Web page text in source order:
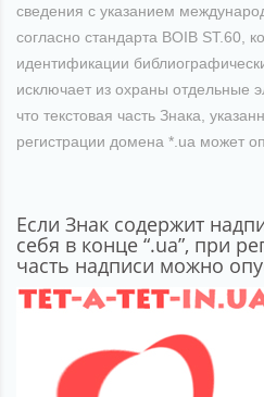
сведения с указанием
согласно стандарта BOIB ST.60,
идентификации
исключает из охраны отдельные
что текстовая часть Знака,
регистрации домена *.ua может
Если Знак содержит
себя в конце “.ua”, при
часть надписи можно